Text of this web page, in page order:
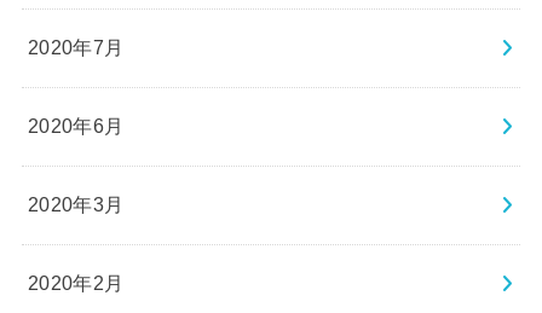
2020年7月
2020年6月
2020年3月
2020年2月